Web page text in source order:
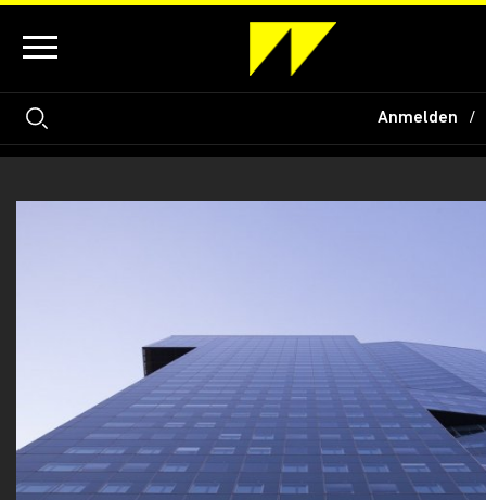
Anmelden